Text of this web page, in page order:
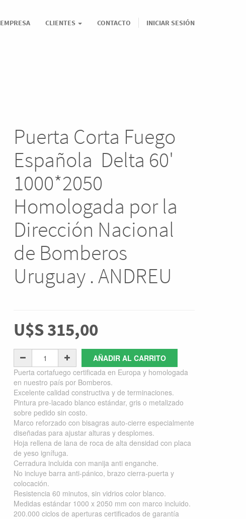
EMPRESA CLIENTES CONTACTO INICIAR SESIÓN
Puerta Corta Fuego
Española Delta 60'
1000*2050
Homologada por la
Dirección Nacional
de Bomberos
Uruguay . ANDREU
U$S315,00
AÑADIR AL CARRITO
Puerta cortafuego certificada en Europa y homologada
en nuestro país por Bomberos.
Excelente calidad constructiva y de terminaciones.
Pintura pre-lacado blanco estándar, gris o metalizado
sobre pedido sin costo.
Marco reforzado con bisagras auto-cierre especialmente
diseñadas para ajustar alturas y desplomes.
Hoja rellena de lana de roca de alta densidad con placa
de yeso ignífuga.
Cerradura incluida con manija anti enganche.
No incluye barra anti-pánico, brazo cierra-puerta y
colocación.
Resistencia 60 minutos, sin vidrios color blanco.
Medidas estándar 1000 x 2050 mm con marco incluido.
200.000 ciclos de aperturas certificados de garantía